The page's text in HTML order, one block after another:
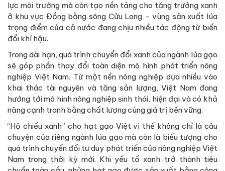
lực môi trường mà còn tạo nền tảng cho tăng trưởng xanh
ở khu vực Đồng bằng sông Cửu Long – vùng sản xuất lúa
trọng điểm của cả nước đang chịu nhiều tác động từ biến
đổi khí hậu.
Trong dài hạn, quá trình chuyển đổi xanh của ngành lúa gạo
sẽ góp phần thay đổi toàn diện mô hình phát triển nông
nghiệp Việt Nam. Từ một nền nông nghiệp dựa nhiều vào
khai thác tài nguyên và tăng sản lượng, Việt Nam đang
hướng tới mô hình nông nghiệp sinh thái, hiện đại và có khả
năng cạnh tranh bằng chất lượng cùng giá trị bền vững.
“Hộ chiếu xanh” cho hạt gạo Việt vì thế không chỉ là câu
chuyện của riêng ngành lúa gạo mà còn là biểu tượng cho
quá trình chuyển đổi tư duy phát triển của nông nghiệp Việt
Nam trong thời kỳ mới. Khi yếu tố xanh trở thành tiêu